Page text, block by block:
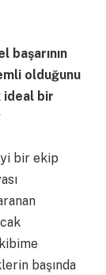
olduğunu
ideal bir
bir ekip
başında